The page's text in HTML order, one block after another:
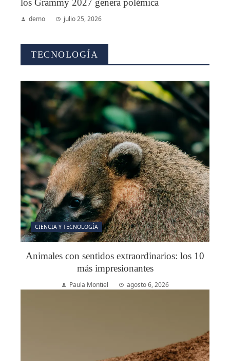
los Grammy 2027 genera polémica
demo julio 25, 2026
TECNOLOGÍA
CIENCIA Y TECNOLOGÍA
Animales con sentidos extraordinarios: los 10
más impresionantes
Paula Montiel agosto 6, 2026